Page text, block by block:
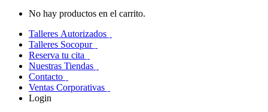
No hay productos en el carrito.
Talleres Autorizados
Talleres Socopur
Reserva tu cita
Nuestras Tiendas
Contacto
Ventas Corporativas
Login